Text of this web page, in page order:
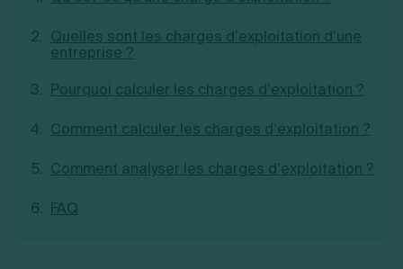
Je suis autonome
Je souhaite être accompagné
comptable LS Compta
Création de SASU
Création de SARL
Création de SCI
Aides à la création d’entreprise
Fermeture d’une entreprise
Quelles sont les charges d’exploitation d’une
entreprise ?
Pourquoi calculer les charges d’exploitation ?
Comment calculer les charges d’exploitation ?
Comment analyser les charges d’exploitation ?
FAQ